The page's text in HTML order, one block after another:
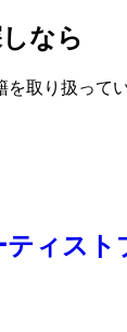
なら
取り扱って
ィス